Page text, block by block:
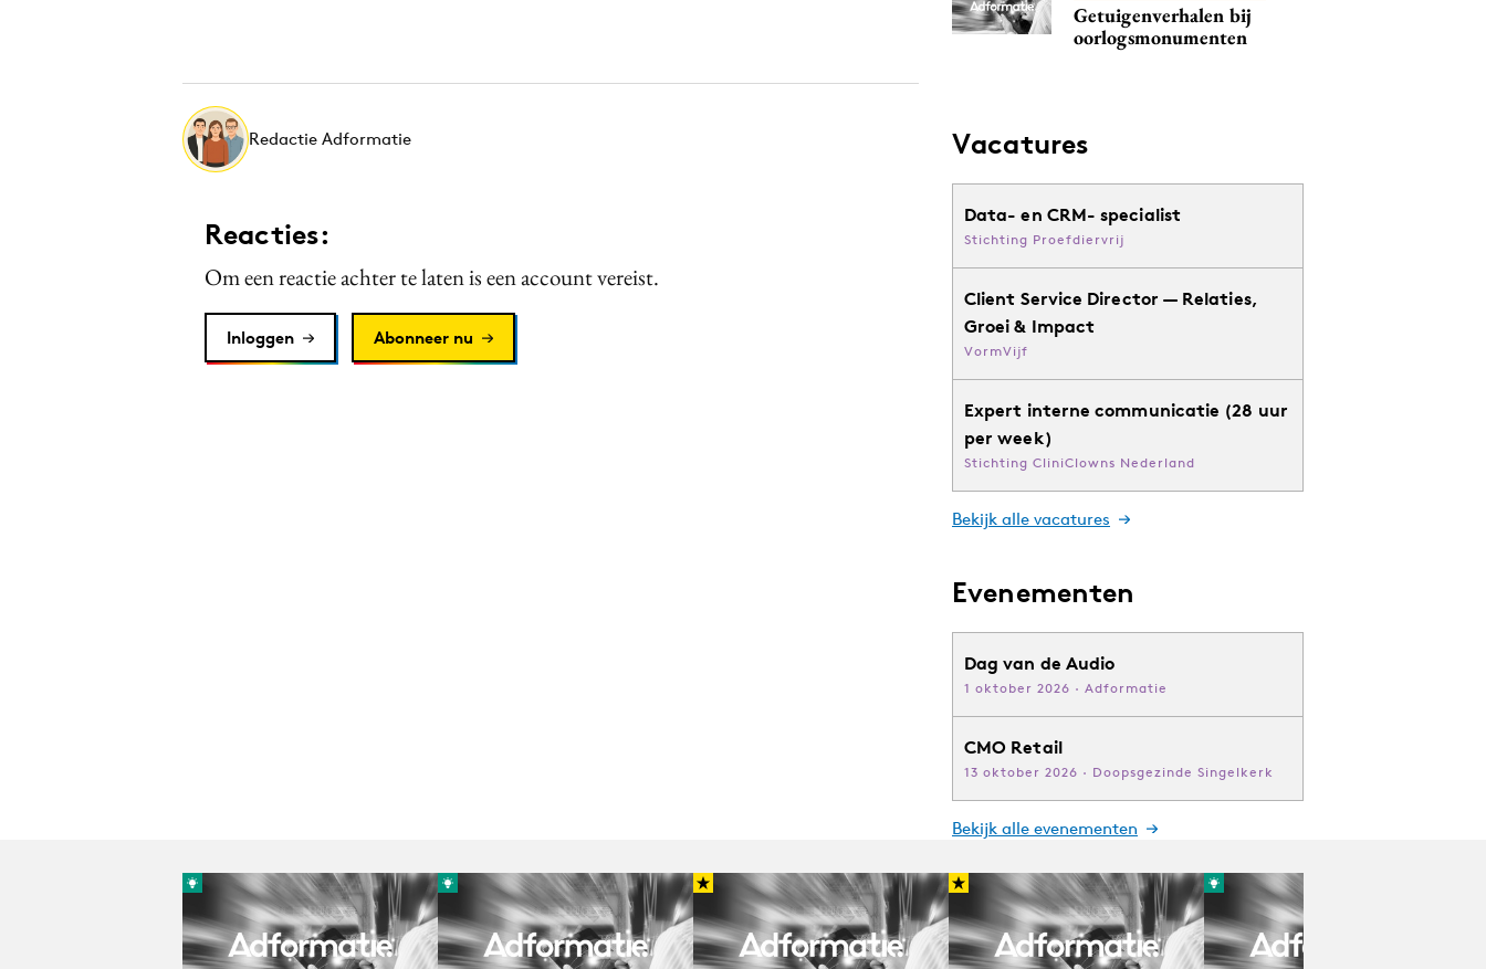
Redactie Adformatie
Reacties:
Om een reactie achter te laten is een account vereist.
Inloggen Abonneer nu
Getuigenverhalen bij
oorlogsmonumenten
Vacatures
Data- en CRM- specialist
Stichting Proefdiervrij
Client Service Director — Relaties,
Groei & Impact
VormVijf
Expert interne communicatie (28 uur
per week)
Stichting CliniClowns Nederland
Bekijk alle vacatures
Evenementen
Dag van de Audio
1 oktober 2026 · Adformatie
CMO Retail
13 oktober 2026 · Doopsgezinde Singelkerk
Bekijk alle evenementen